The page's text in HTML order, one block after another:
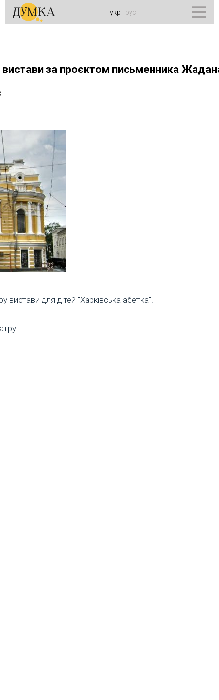
укр рус
вистави за проєктом письменника
вистави для дітей "Харківська абетка".